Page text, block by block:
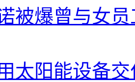
被爆曾与女
太阳能设备